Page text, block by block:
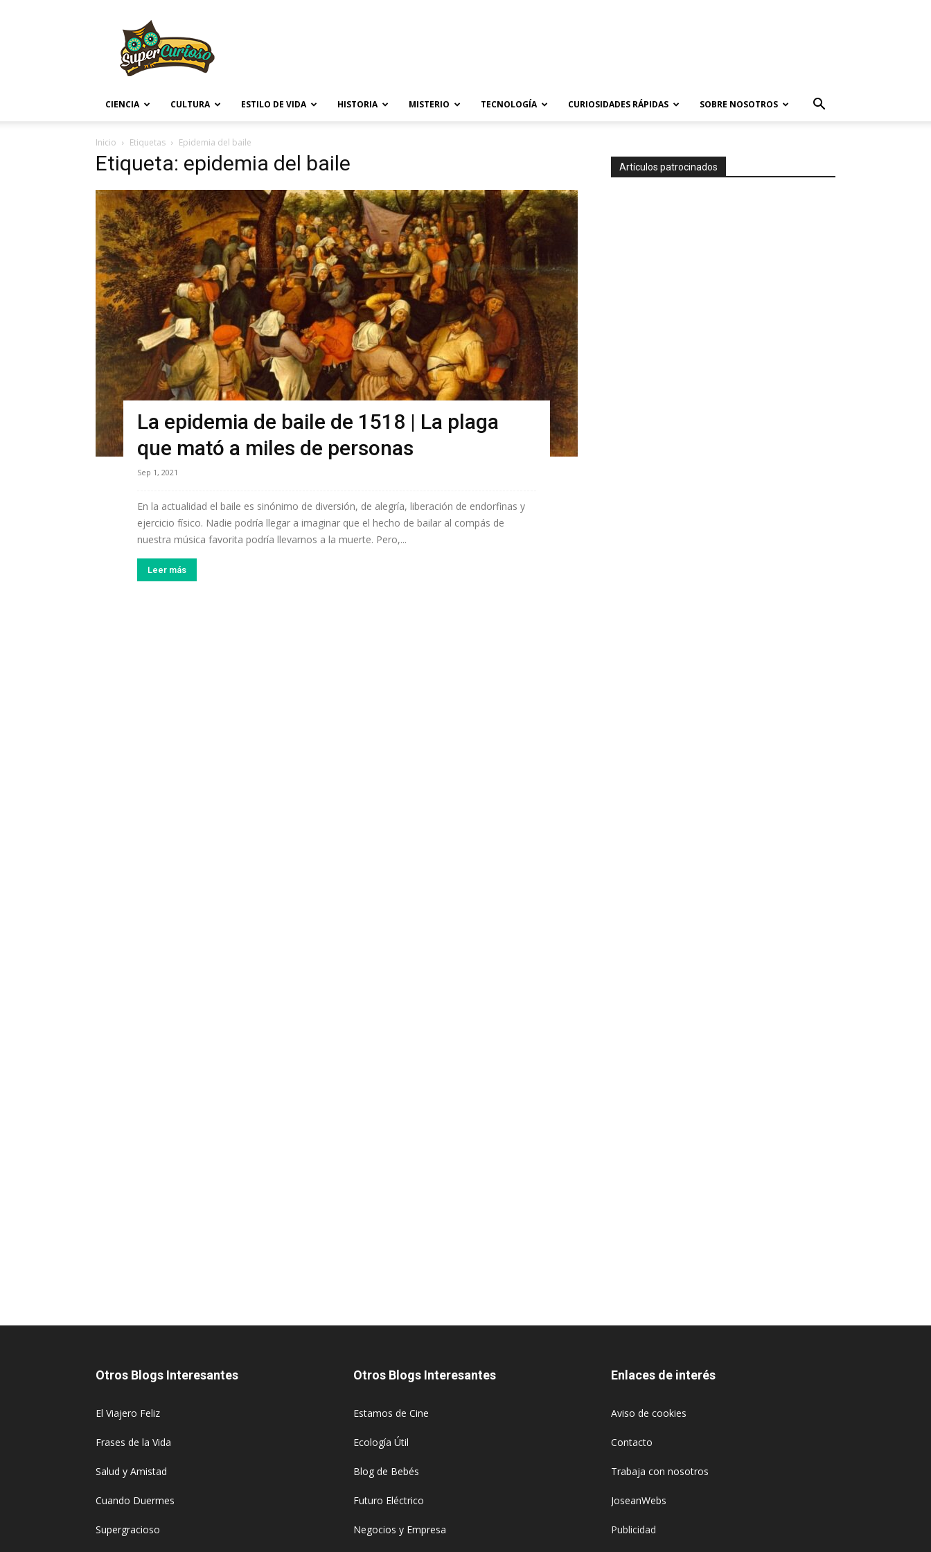
CIENCIA CULTURA ESTILO DE VIDA HISTORIA MISTERIO TECNOLOGÍA CURIOSIDADES RÁPIDAS SOBRE NOSOTROS
Inicio Etiquetas Epidemia del baile
Etiqueta: epidemia del baile
La epidemia de baile de 1518 | La plaga
que mató a miles de personas
Sep 1, 2021
En la actualidad el baile es sinónimo de diversión, de alegría, liberación de endorfinas y
ejercicio físico. Nadie podría llegar a imaginar que el hecho de bailar al compás de
nuestra música favorita podría llevarnos a la muerte. Pero,...
Leer más
Artículos patrocinados
Otros Blogs Interesantes
El Viajero Feliz
Frases de la Vida
Salud y Amistad
Cuando Duermes
Supergracioso
Otros Blogs Interesantes
Estamos de Cine
Ecología Útil
Blog de Bebés
Futuro Eléctrico
Negocios y Empresa
Enlaces de interés
Aviso de cookies
Contacto
Trabaja con nosotros
JoseanWebs
Publicidad